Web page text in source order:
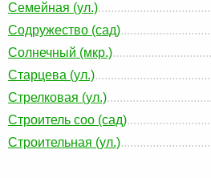
Семейная (ул.)
Содружество (сад)
Солнечный (мкр.)
Старцева (ул.)
Стрелковая (ул.)
Строитель соо (сад)
Строительная (ул.)